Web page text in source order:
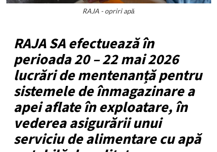
RAJA - opriri apă
RAJA SA efectuează în
perioada 20 – 22 mai 2026
lucrări de mentenanță pentru
sistemele de înmagazinare a
apei aflate în exploatare, în
vederea asigurării unui
serviciu de alimentare cu apă